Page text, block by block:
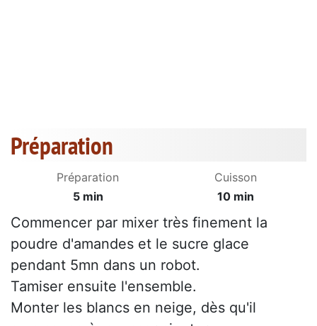
Préparation
Préparation
5 min
Cuisson
10 min
Commencer par mixer très finement la
poudre d'amandes et le sucre glace
pendant 5mn dans un robot.
Tamiser ensuite l'ensemble.
Monter les blancs en neige, dès qu'il